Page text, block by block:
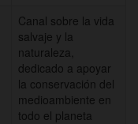
Canal sobre la vida
salvaje y la
naturaleza,
dedicado a apoyar
la conservación del
medioambiente en
todo el planeta